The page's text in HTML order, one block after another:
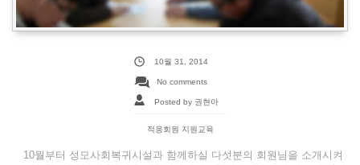
10월 31, 2014
No comments
Posted by 권현아
적응회원 지원교육
10월부터 성모사회복귀시설과 함께하실 다섯분의 회원님을 소개시켜